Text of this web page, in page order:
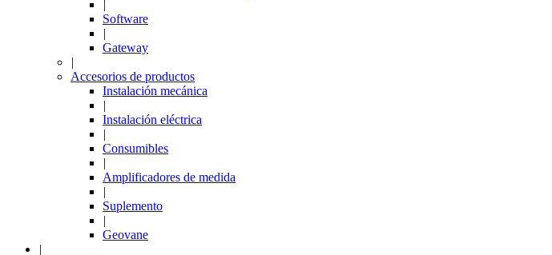
|
Software
|
Gateway
|
Accesorios de productos
Instalación mecánica
|
Instalación eléctrica
|
Consumibles
|
Amplificadores de medida
|
Suplemento
|
Geovane
|